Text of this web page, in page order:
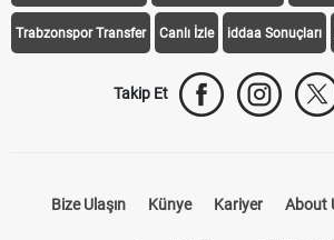
Trabzonspor Transfer Canlı İzle iddaa Sonuçları
Takip Et
Bize Ulaşın Künye Kariyer About